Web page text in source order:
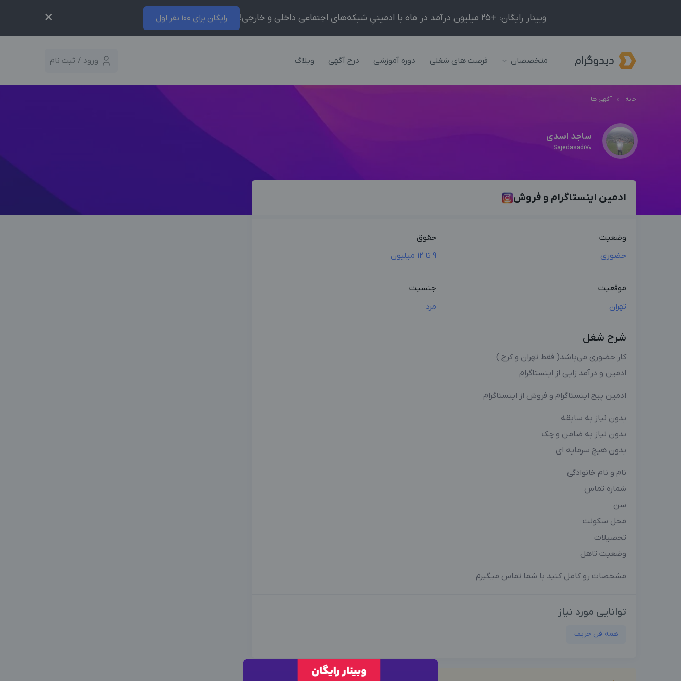
وبینار رایگان: +25 میلیون درآمد در ماه با ادمینیِ شبکه‌های اجتماعی داخلی و خارجی! رایگان برای 100 نفر اول ×
متخصصان فرصت های شغلی دوره آموزشی درج آگهی وبلاگ ورود / ثبت نام
خانه آگهی ها
ساجد اسدی
Sajedasadi70
ادمین اینستاگرام و فروش
وضعیت
حضوری
حقوق
9 تا 12 میلیون
موقعیت
تهران
جنسیت
مرد
شرح شغل
کار حضوری می‌باشد( فقط تهران و کرج )
ادمین و درآمد زایی از اینستاگرام
ادمین پیج اینستاگرام و فروش از اینستاگرام
بدون نیاز به سابقه
بدون نیاز به ضامن و چک
بدون هیچ سرمایه ای
نام و نام خانوادگی
شماره تماس
سن
محل سکونت
تحصیلات
وضعیت تاهل
مشخصات رو کامل کنید با شما تماس میگیرم
توانایی مورد نیاز
همه فن حریف